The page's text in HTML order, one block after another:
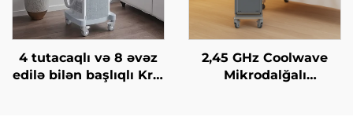
4 tutacaqlı və 8 əvəz
edilə bilən başlıqlı Krio
2,45 GHz Coolwave
Mikrodalğalı